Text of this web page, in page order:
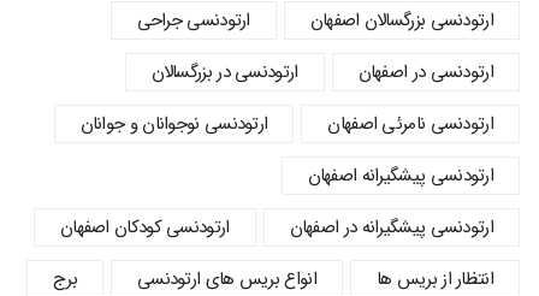
ارتودنسی بزرگسالان اصفهان
ارتودنسی جراحی
ارتودنسی در اصفهان
ارتودنسی در بزرگسالان
ارتودنسی نامرئی اصفهان
ارتودنسی نوجوانان و جوانان
ارتودنسی پیشگیرانه اصفهان
ارتودنسی پیشگیرانه در اصفهان
ارتودنسی کودکان اصفهان
انتظار از بریس ها
انواع بریس های ارتودنسی
برج